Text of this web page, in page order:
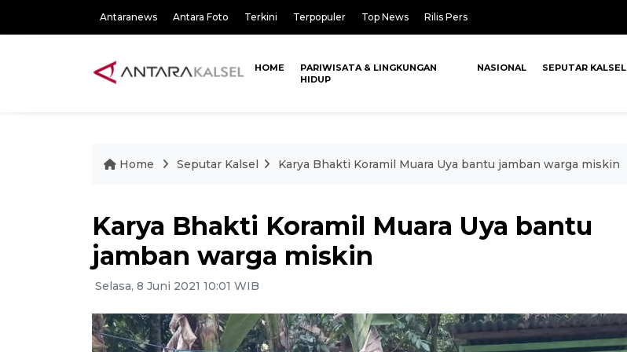
Antaranews Antara Foto Terkini Terpopuler Top News Rilis Pers
HOME
PARIWISATA & LINGKUNGAN
HIDUP
NASIONAL SEPUTAR KALSEL
Home Seputar Kalsel Karya Bhakti Koramil Muara Uya bantu jamban warga miskin
Karya Bhakti Koramil Muara Uya bantu
jamban warga miskin
Selasa, 8 Juni 2021 10:01 WIB